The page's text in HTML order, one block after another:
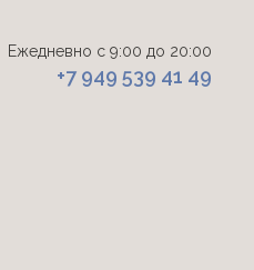
Ежедневно с 9:00 до 20:00
+7 949 539 41 49